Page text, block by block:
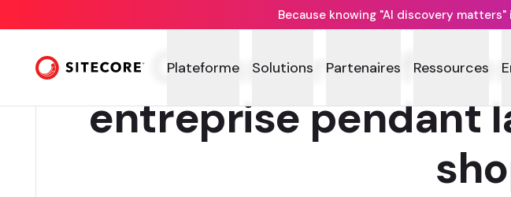
Because knowing "AI discovery
Plateforme Solutions Partenaires Ressources
Comment
entreprise pendant